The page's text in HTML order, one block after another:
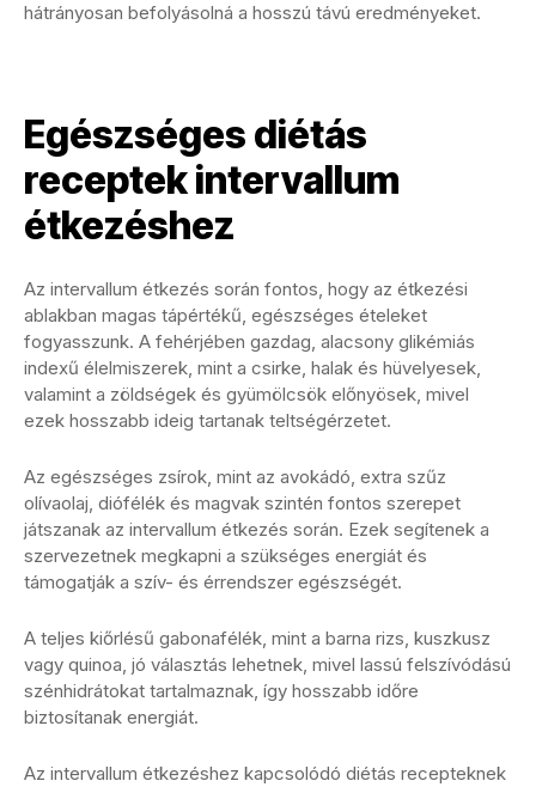
hátrányosan befolyásolná a hosszú távú eredményeket.
Egészséges diétás
receptek intervallum
étkezéshez
Az intervallum étkezés során fontos, hogy az étkezési
ablakban magas tápértékű, egészséges ételeket
fogyasszunk. A fehérjében gazdag, alacsony glikémiás
indexű élelmiszerek, mint a csirke, halak és hüvelyesek,
valamint a zöldségek és gyümölcsök előnyösek, mivel
ezek hosszabb ideig tartanak teltségérzetet.
Az egészséges zsírok, mint az avokádó, extra szűz
olívaolaj, diófélék és magvak szintén fontos szerepet
játszanak az intervallum étkezés során. Ezek segítenek a
szervezetnek megkapni a szükséges energiát és
támogatják a szív- és érrendszer egészségét.
A teljes kiőrlésű gabonafélék, mint a barna rizs, kuszkusz
vagy quinoa, jó választás lehetnek, mivel lassú felszívódású
szénhidrátokat tartalmaznak, így hosszabb időre
biztosítanak energiát.
Az intervallum étkezéshez kapcsolódó diétás recepteknek